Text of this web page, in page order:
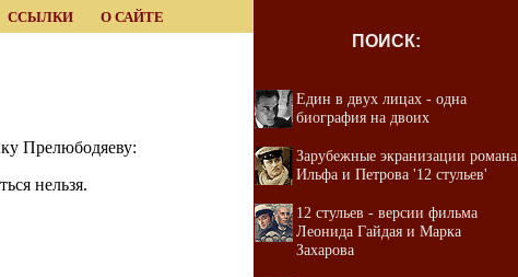
ССЫЛКИ О САЙТЕ
Прелюбодяеву:
нельзя.
ПОИСК:
Един в двух лицах - одна
биография на двоих
Зарубежные экранизации романа
Ильфа и Петрова '12 стульев'
12 стульев - версии фильма
Леонида Гайдая и Марка
Захарова